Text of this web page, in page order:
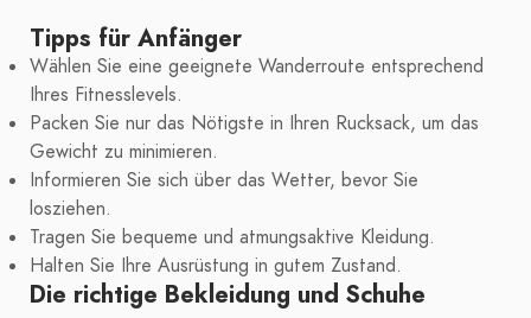
Tipps für Anfänger
Wählen Sie eine geeignete Wanderroute entsprechend
Ihres Fitnesslevels.
Packen Sie nur das Nötigste in Ihren Rucksack, um das
Gewicht zu minimieren.
Informieren Sie sich über das Wetter, bevor Sie
losziehen.
Tragen Sie bequeme und atmungsaktive Kleidung.
Halten Sie Ihre Ausrüstung in gutem Zustand.
Die richtige Bekleidung und Schuhe